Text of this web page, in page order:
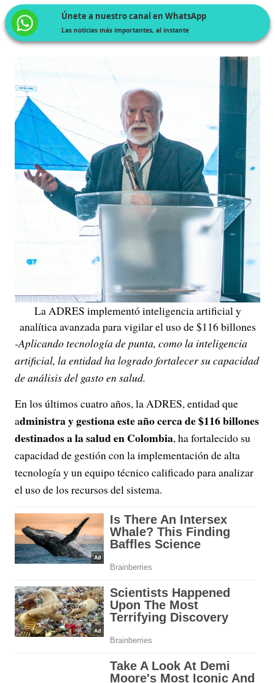
Únete a nuestro canal en WhatsApp
Las noticias más importantes, al instante
La ADRES implementó inteligencia artificial y
analítica avanzada para vigilar el uso de $116 billones
-Aplicando tecnología de punta, como la inteligencia
artificial, la entidad ha logrado fortalecer su capacidad
de análisis del gasto en salud.
En los últimos cuatro años, la ADRES, entidad que
administra y gestiona este año cerca de $116 billones
destinados a la salud en Colombia, ha fortalecido su
capacidad de gestión con la implementación de alta
tecnología y un equipo técnico calificado para analizar
el uso de los recursos del sistema.